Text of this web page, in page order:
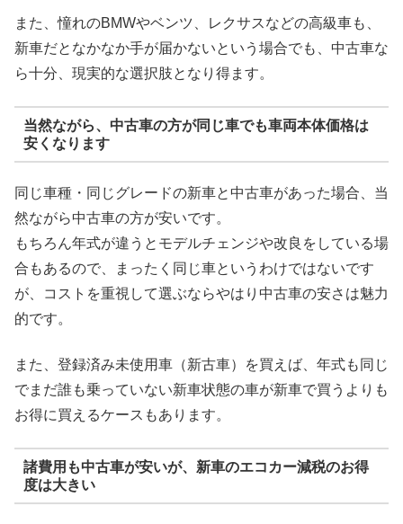
また、憧れのBMWやベンツ、レクサスなどの高級車も、
新車だとなかなか手が届かないという場合でも、中古車な
ら十分、現実的な選択肢となり得ます。
当然ながら、中古車の方が同じ車でも車両本体価格は
安くなります
同じ車種・同じグレードの新車と中古車があった場合、当
然ながら中古車の方が安いです。
もちろん年式が違うとモデルチェンジや改良をしている場
合もあるので、まったく同じ車というわけではないです
が、コストを重視して選ぶならやはり中古車の安さは魅力
的です。
また、登録済み未使用車（新古車）を買えば、年式も同じ
でまだ誰も乗っていない新車状態の車が新車で買うよりも
お得に買えるケースもあります。
諸費用も中古車が安いが、新車のエコカー減税のお得
度は大きい